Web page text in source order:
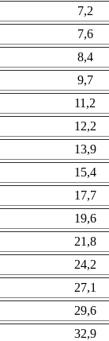
7,2
7,6
8,4
9,7
11,2
12,2
13,9
15,4
17,7
19,6
21,8
24,2
27,1
29,6
32,9